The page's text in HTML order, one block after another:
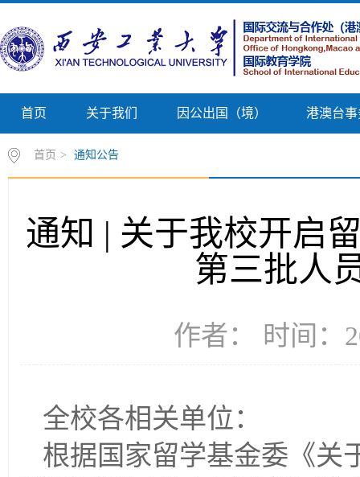
首页 关于我们 因公出国（境） 港澳台
首页 > 通知公告
通知 | 关于我校开启
第三批人
作者： 时间：
全校各相关单位：
根据国家留学基金委《关